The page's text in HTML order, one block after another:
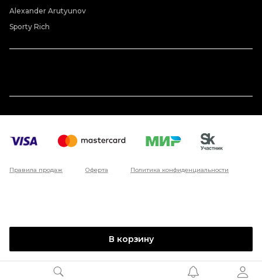
В корзину
Alexander Arutyunov
Sporty Rich
Правила продаж Оферта Политика конфиденциальности